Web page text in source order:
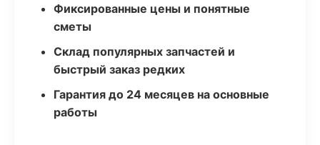
Фиксированные цены и понятные
сметы
Склад популярных запчастей и
быстрый заказ редких
Гарантия до 24 месяцев на основные
работы